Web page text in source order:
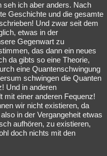
seh ich aber anders. Nach
Geschichte und die gesamte
Und zwar seit dem
etwas in der
Gegenwart zu
das dann ein neues
da gibts so eine Theorie,
eine Quantenschwingung
schwingen die Quanten
Und in anderen
mit einer anderen Fequenz!
wir nicht existieren, da
in der Vergangeheit etwas
aufhören, zu existieren,
doch nichts mit den